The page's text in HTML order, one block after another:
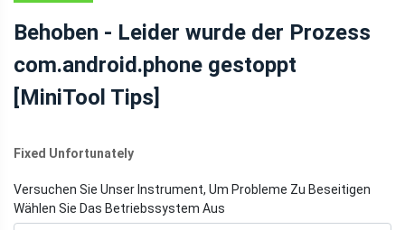
VON ANDROID-
DATEIEN
Behoben - Leider wurde der Prozess
com.android.phone gestoppt
[MiniTool Tips]
Fixed Unfortunately
Versuchen Sie Unser Instrument, Um Probleme Zu Beseitigen
Wählen Sie Das Betriebssystem Aus